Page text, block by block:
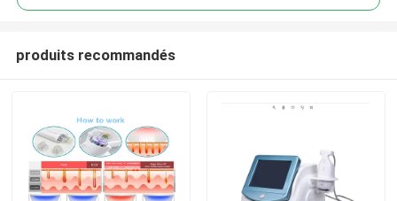
produits recommandés